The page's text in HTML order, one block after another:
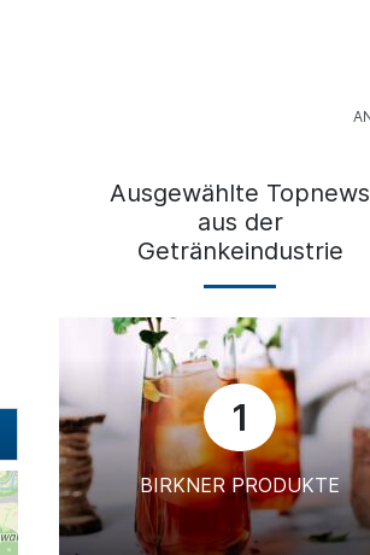
Ausgewählte Topnews
aus der
Getränkeindustrie
1
BIRKNER PRODUKTE